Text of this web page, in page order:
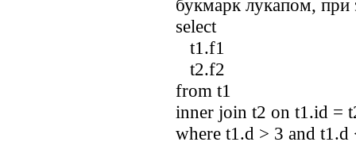
букмарк лукапом, при
select
t1.f1
t2.f2
from t1
inner join t2 on t1.id =
where t1.d > 3 and